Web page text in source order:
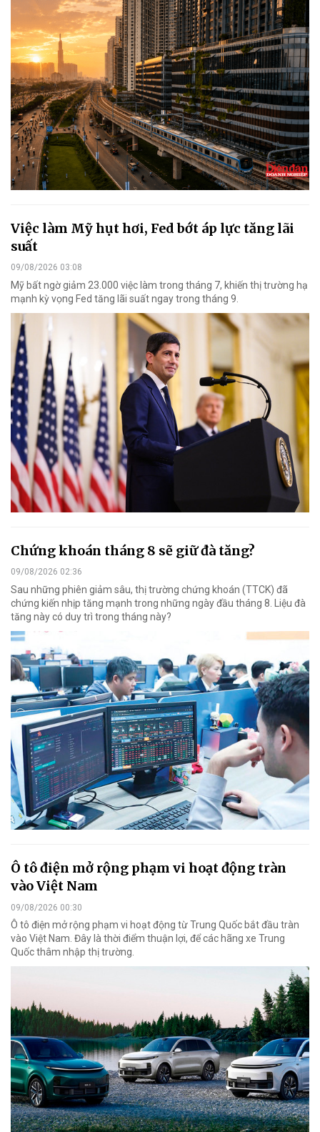
Việc làm Mỹ hụt hơi, Fed bớt áp lực tăng lãi
suất
09/08/2026 03:08
Mỹ bất ngờ giảm 23.000 việc làm trong tháng 7, khiến thị trường hạ
mạnh kỳ vọng Fed tăng lãi suất ngay trong tháng 9.
Chứng khoán tháng 8 sẽ giữ đà tăng?
09/08/2026 02:36
Sau những phiên giảm sâu, thị trường chứng khoán (TTCK) đã
chứng kiến nhịp tăng mạnh trong những ngày đầu tháng 8. Liệu đà
tăng này có duy trì trong tháng này?
Ô tô điện mở rộng phạm vi hoạt động tràn
vào Việt Nam
09/08/2026 00:30
Ô tô điện mở rộng phạm vi hoạt động từ Trung Quốc bắt đầu tràn
vào Việt Nam. Đây là thời điểm thuận lợi, để các hãng xe Trung
Quốc thâm nhập thị trường.